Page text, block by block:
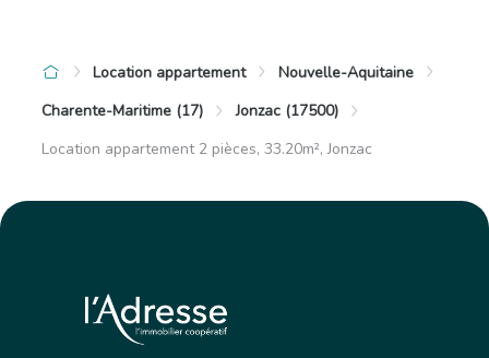
Location appartement
Nouvelle-Aquitaine
Charente-Maritime (17)
Jonzac (17500)
Location appartement 2 pièces, 33.20m², Jonzac